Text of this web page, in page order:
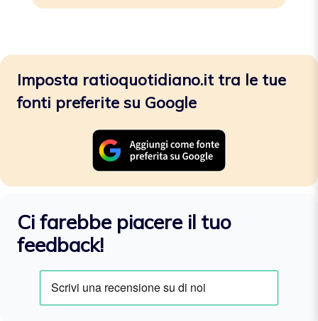
Imposta ratioquotidiano.it tra le tue
fonti preferite su Google
Ci farebbe piacere il tuo
feedback!